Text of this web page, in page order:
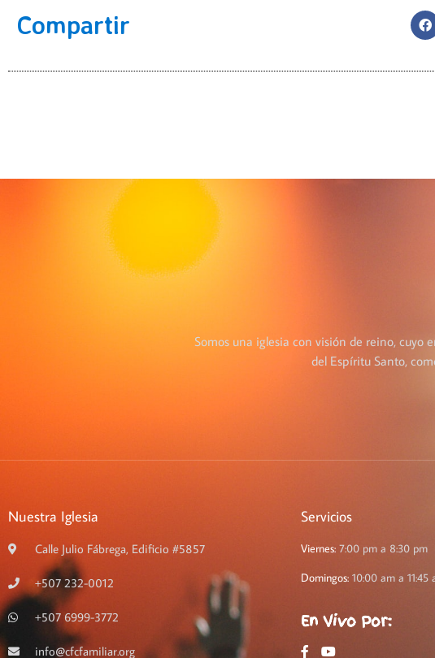
Compartir
Somos una iglesia con visión de reino, cuyo
del Espíritu Santo,
Nuestra Iglesia
Calle Julio Fábrega, Edificio #5857
+507 232-0012
+507 6999-3772
info@cfcfamiliar.org
Servicios
Viernes: 7:00 pm a 8:30 pm
Domingos: 10:00 am a 11:45
En Vivo Por: